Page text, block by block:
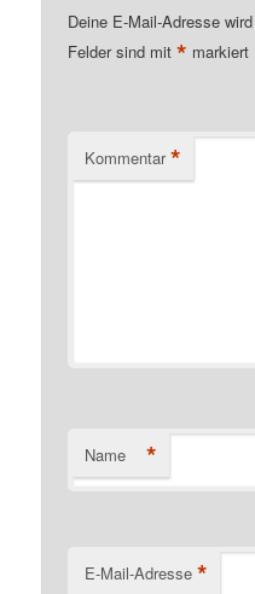
Deine E-Mail-Adresse
Felder sind mit* markiert
Kommentar *
Name *
E-Mail-Adresse *